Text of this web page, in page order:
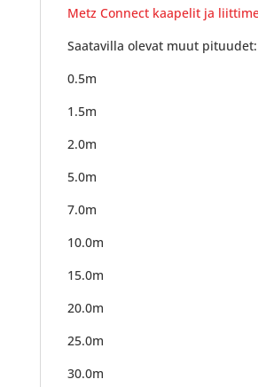
Metz Connect kaapelit ja
Saatavilla olevat muut pituudet:
0.5m
1.5m
2.0m
5.0m
7.0m
10.0m
15.0m
20.0m
25.0m
30.0m